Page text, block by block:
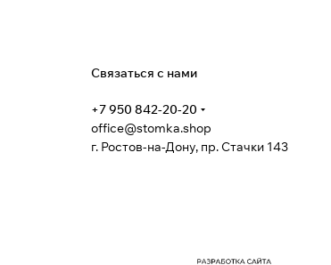
Связаться с нами
+7 950 842-20-20
office@stomka.shop
г. Ростов-на-Дону, пр. Стачки 143